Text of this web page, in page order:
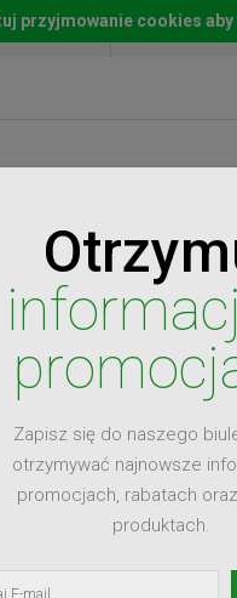
konto Lista
Zapisz się do naszego
otrzymywać najnowsze
promocjach, rabatach
produktach.
przyjmowanie cookies